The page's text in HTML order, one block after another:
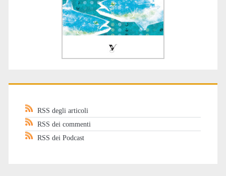
RSS degli articoli
RSS dei commenti
RSS dei Podcast